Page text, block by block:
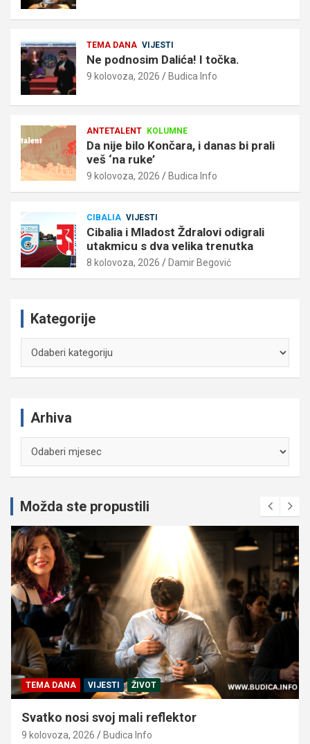
TEMA DANA VIJESTI
Ne podnosim Dalića! I točka.
9 kolovoza, 2026 Budica Info
ANTETALENT KOLUMNE
Da nije bilo Končara, i danas bi prali
veš ‘na ruke’
9 kolovoza, 2026 Budica Info
CIBALIA VIJESTI
Cibalia i Mladost Ždralovi odigrali
utakmicu s dva velika trenutka
8 kolovoza, 2026 Damir Begović
Kategorije
Arhiva
Možda ste propustili
TEMA DANA VIJESTI ŽIVOT
Svatko nosi svoj mali reflektor
9 kolovoza, 2026 Budica Info